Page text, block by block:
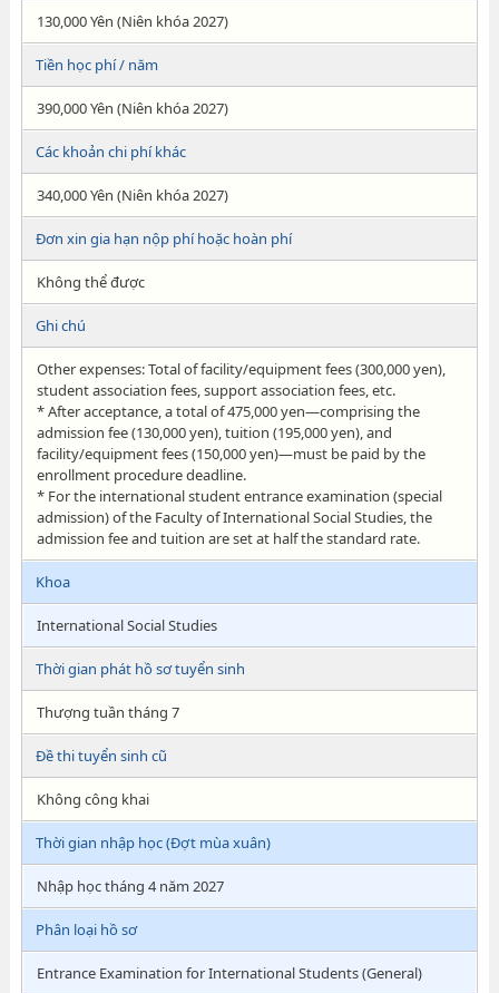
130,000 Yên (Niên khóa 2027)
Tiền học phí / năm
390,000 Yên (Niên khóa 2027)
Các khoản chi phí khác
340,000 Yên (Niên khóa 2027)
Đơn xin gia hạn nộp phí hoặc hoàn phí
Không thể được
Ghi chú
Other expenses: Total of facility/equipment fees (300,000 yen),
student association fees, support association fees, etc.
* After acceptance, a total of 475,000 yen—comprising the
admission fee (130,000 yen), tuition (195,000 yen), and
facility/equipment fees (150,000 yen)—must be paid by the
enrollment procedure deadline.
* For the international student entrance examination (special
admission) of the Faculty of International Social Studies, the
admission fee and tuition are set at half the standard rate.
Khoa
International Social Studies
Thời gian phát hồ sơ tuyển sinh
Thượng tuần tháng 7
Đề thi tuyển sinh cũ
Không công khai
Thời gian nhập học (Đợt mùa xuân)
Nhập học tháng 4 năm 2027
Phân loại hồ sơ
Entrance Examination for International Students (General)